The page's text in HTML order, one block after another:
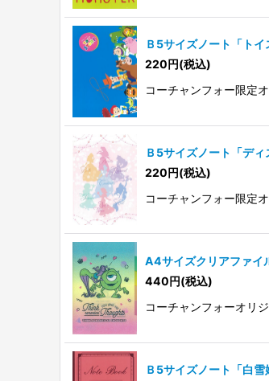
Ｂ5サイズノート「トイ
220円(税込)
コーチャンフォー限定
Ｂ5サイズノート「ディ
220円(税込)
コーチャンフォー限定
A4サイズクリアファイ
440円(税込)
コーチャンフォーオリ
Ｂ5サイズノート「白雪